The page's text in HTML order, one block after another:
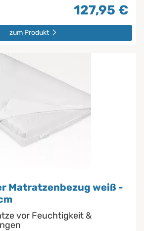
127,95 €
zum Produkt
Matratzenbezug weiß -
vor Feuchtigkeit &